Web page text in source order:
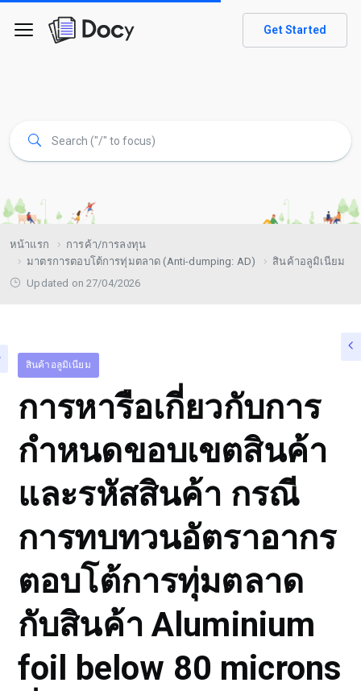
Get Started
หน้าแรก
การค้า/การลงทุน
มาตรการตอบโต้การทุ่มตลาด (Anti-dumping: AD)
สินค้าอลูมิเนียม
Updated on 27/04/2026
สินค้าอลูมิเนียม
การหารือเกี่ยวกับการ
กำหนดขอบเขตสินค้า
และรหัสสินค้า กรณี
การทบทวนอัตราอากร
ตอบโต้การทุ่มตลาด
กับสินค้า Aluminium
foil below 80 microns